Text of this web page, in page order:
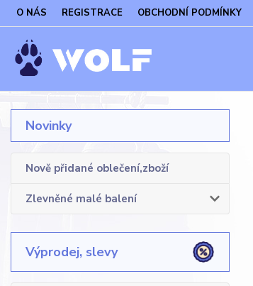
O NÁS REGISTRACE OBCHODNÍ PODMÍNKY
Novinky
Nově přidané oblečení,zboží
Zlevněné malé balení
Výprodej, slevy